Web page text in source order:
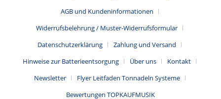
AGB und Kundeninformationen
Widerrufsbelehrung / Muster-Widerrufsformular
Datenschutzerklärung
Zahlung und Versand
Hinweise zur Batterieentsorgung
Über uns
Kontakt
Newsletter
Flyer Leitfaden Tonnadeln Systeme
Bewertungen TOPKAUFMUSIK